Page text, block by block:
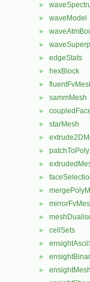
►
► waveModel
►
►
► edgeStats
► hexBlock
►
► sammMesh
►
► starMesh
►
►
►
►
►
►
►
► cellSets
►
►
► ensightMesh